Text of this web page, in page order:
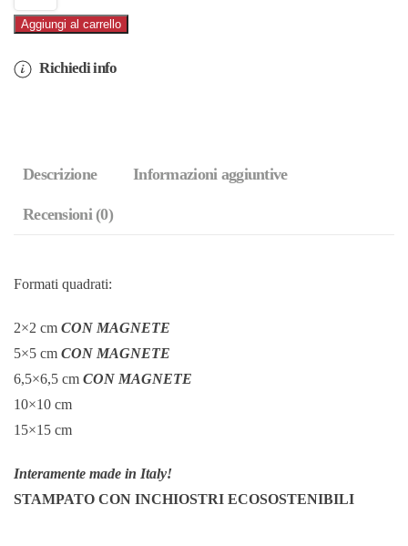
Love
Roma
Arancione
Aggiungi al carrello
Richiedi info
Descrizione Informazioni aggiuntive
Recensioni (0)
Formati quadrati:
2×2 cm CON MAGNETE
5×5 cm CON MAGNETE
6,5×6,5 cm CON MAGNETE
10×10 cm
15×15 cm
Interamente made in Italy!
STAMPATO CON INCHIOSTRI ECOSOSTENIBILI